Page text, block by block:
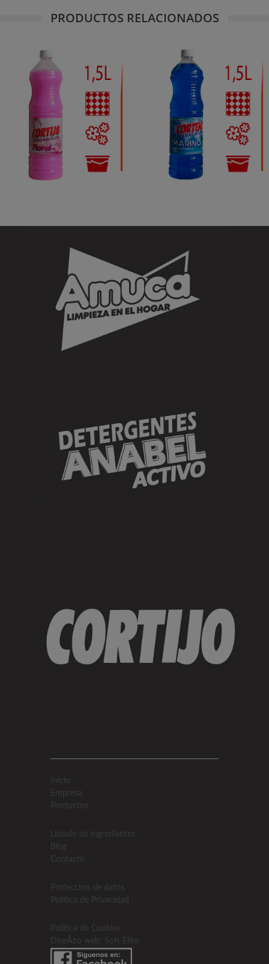
PRODUCTOS RELACIONADOS
Inicio
Empresa
Productos
Listado de ingredientes
Blog
Contacto
Proteccion de datos
Politica de Privacidad
Politica de Cookies
DiseÃ±o web: Soft Elite